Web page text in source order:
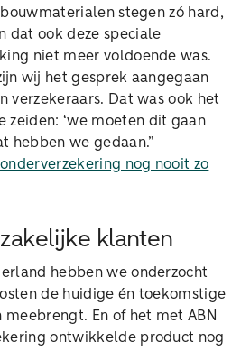
stegen zó hard,
dat ook deze speciale
niet meer voldoende was.
wij het gesprek aangegaan
verzekeraars. Dat was ook het
zeiden: ‘we moeten dit gaan
hebben we gedaan.”
onderverzekering nog nooit zo
klanten
hebben we onderzocht
de huidige én toekomstige
En of het met ABN
ontwikkelde product nog